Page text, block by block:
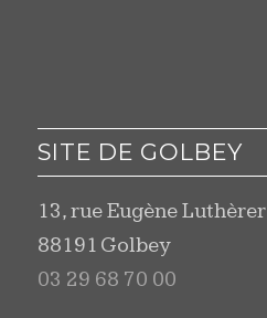
SITE DE GOLBEY
13, rue Eugène Luthèrer
88191 Golbey
03 29 68 70 00